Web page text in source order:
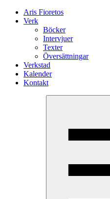
Aris Fioretos
Verk
Böcker
Intervjuer
Texter
Översättningar
Verkstad
Kalender
Kontakt